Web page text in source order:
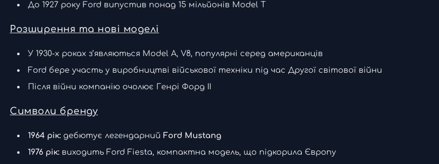
До 1927 року Ford випустив понад 15 мільйонів Model T
Розширення та нові моделі
У 1930-х роках з’являються Model A, V8, популярні серед американців
Ford бере участь у виробництві військової техніки під час Другої світової війни
Після війни компанію очолює Генрі Форд II
Символи бренду
1964 рік: дебютує легендарний Ford Mustang
1976 рік: виходить Ford Fiesta, компактна модель, що підкорила Європу